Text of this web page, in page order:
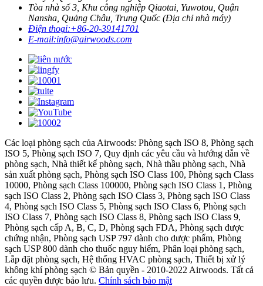
Tòa nhà số 3, Khu công nghiệp Qiaotai, Yuwotou, Quận
Nansha, Quảng Châu, Trung Quốc (Địa chỉ nhà máy)
Điện thoại:+86-20-39141701
E-mail:info@airwoods.com
Các loại phòng sạch của Airwoods: Phòng sạch ISO 8, Phòng sạch
ISO 5, Phòng sạch ISO 7, Quy định các yêu cầu và hướng dẫn về
phòng sạch, Nhà thiết kế phòng sạch, Nhà thầu phòng sạch, Nhà
sản xuất phòng sạch, Phòng sạch ISO Class 100, Phòng sạch Class
10000, Phòng sạch Class 100000, Phòng sạch ISO Class 1, Phòng
sạch ISO Class 2, Phòng sạch ISO Class 3, Phòng sạch ISO Class
4, Phòng sạch ISO Class 5, Phòng sạch ISO Class 6, Phòng sạch
ISO Class 7, Phòng sạch ISO Class 8, Phòng sạch ISO Class 9,
Phòng sạch cấp A, B, C, D, Phòng sạch FDA, Phòng sạch được
chứng nhận, Phòng sạch USP 797 dành cho dược phẩm, Phòng
sạch USP 800 dành cho thuốc nguy hiểm, Phân loại phòng sạch,
Lắp đặt phòng sạch, Hệ thống HVAC phòng sạch, Thiết bị xử lý
không khí phòng sạch © Bản quyền - 2010-2022 Airwoods. Tất cả
các quyền được bảo lưu. Chính sách bảo mật